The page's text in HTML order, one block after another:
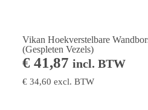
Vikan Hoekverstelbare
(Gespleten Vezels)
€41,87 incl. BTW
€34,60 excl. BTW